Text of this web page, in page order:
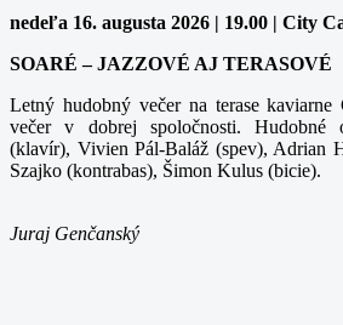
nedeľa 16. augusta 2026 | 19.00 | City
SOARÉ – JAZZOVÉ AJ TERASOVÉ
Letný hudobný večer na terase
večer v dobrej spoločnosti. Hudobné
(klavír), Vivien Pál-Baláž (spev), Adrian
Szajko (kontrabas), Šimon Kulus (bicie).
Juraj Genčanský